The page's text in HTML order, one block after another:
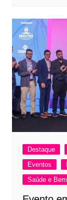
Destaque
Eventos
Saúde e